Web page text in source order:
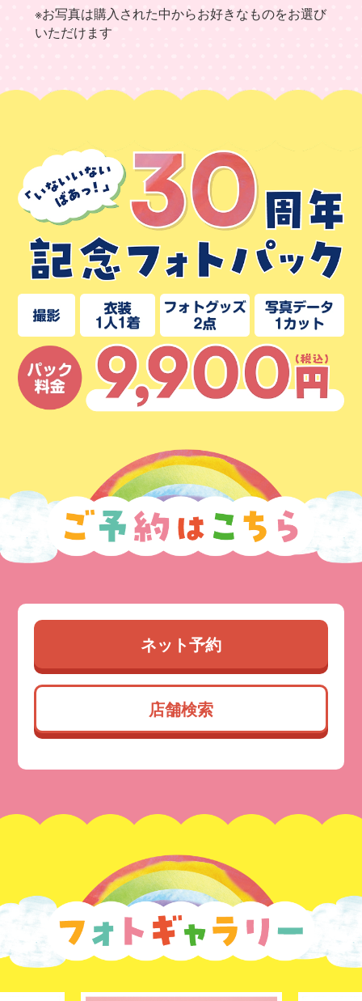
※お写真は購入された中からお好きなものをお選び
いただけます
ネット予約
店舗検索